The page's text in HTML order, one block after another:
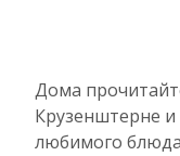
Дома
Крузенштерне
любимого